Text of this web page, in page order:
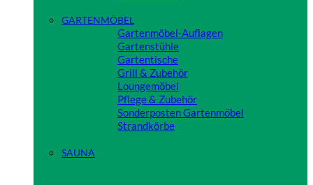
GARTENMÖBEL
Gartenmöbel-Auflagen
Gartenstühle
Gartentische
Grill & Zubehör
Loungemöbel
Pflege & Zubehör
Sonderposten Gartenmöbel
Strandkörbe
SAUNA